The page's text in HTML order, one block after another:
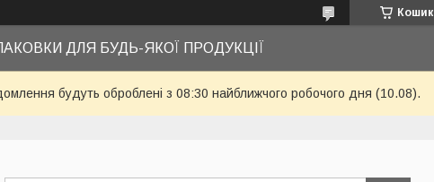
Кошик
ДЛЯ БУДЬ-ЯКОЇ ПРОДУКЦІЇ
будуть оброблені з 08:30 найближчого робочого дня (10.08).